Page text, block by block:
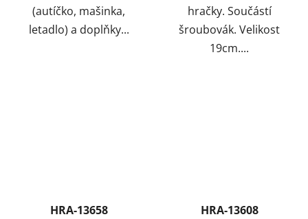
(autíčko, mašinka,
letadlo) a doplňky...
hračky. Součástí
šroubovák. Velikost
19cm....
HRA-13658
HRA-13608